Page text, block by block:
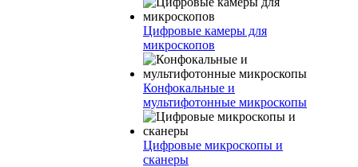
Цифровые камеры для
микроскопов
Конфокальные и
мультифотонные микроскопы
Цифровые микроскопы и
сканеры